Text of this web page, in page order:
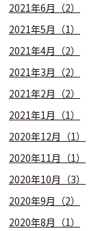
2021年6月（2）
2021年5月（1）
2021年4月（2）
2021年3月（2）
2021年2月（2）
2021年1月（1）
2020年12月（1）
2020年11月（1）
2020年10月（3）
2020年9月（2）
2020年8月（1）